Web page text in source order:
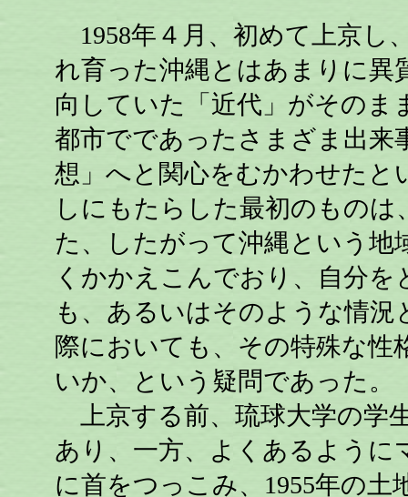
1958年４月、初めて上京し
れ育った沖縄とはあまりに異
向していた「近代」がその
都市でであったさまざま出来
想」へと関心をむかわせたと
しにもたらした最初のもの
た、したがって沖縄という地
くかかえこんでおり、自分
も、あるいはそのような情
際においても、その特殊な
いか、という疑問であった。
上京する前、琉球大学の学
あり、一方、よくあるように
に首をつっこみ、1955年の